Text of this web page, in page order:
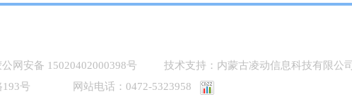
公网安备 15020402000398号
技术支持：内蒙古凌动信息科技有限公司
路193号 网站电话：0472-5323958